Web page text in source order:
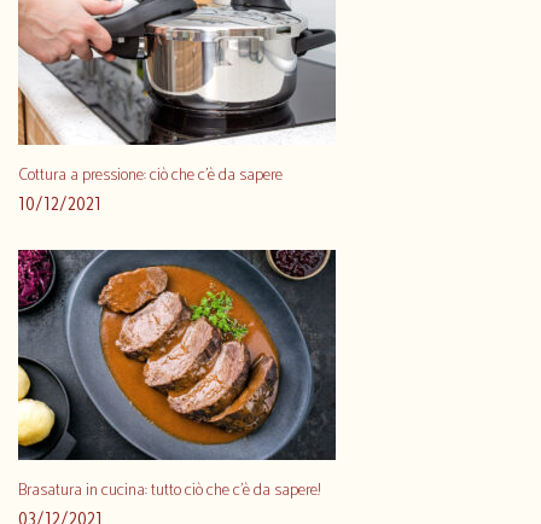
Cottura a pressione: ciò che c’è da sapere
10/12/2021
Brasatura in cucina: tutto ciò che c’è da sapere!
03/12/2021